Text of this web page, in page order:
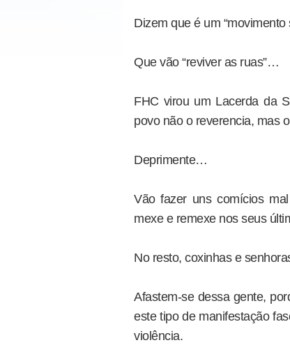
Dizem que é um
Que vão “reviver as ruas”…
FHC virou um Lacerda da
povo não o reverencia, mas
Deprimente…
Vão fazer uns comícios
mexe e remexe nos seus
No resto, coxinhas e
Afastem-se dessa gente,
este tipo de manifestação
violência.